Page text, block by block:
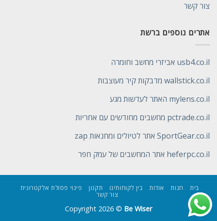
צור קשר
אתרים נוספים ברשת
usb4.co.il אביזרי מחשב וחומרה
wallstick.co.il מדבקות קיר מעוצבות
mylens.co.il האתר לעדשות מגע
pctrade.co.il מחשבים מחודשים עם אחריות
SportGear.co.il אתר לטיולים ומחנאות zap
heferpc.co.il אתר המחשבים של עמק חפר
בית חנות אודות בין לקוחותינו תקנון
פינוי פסולת אלקטרונית
צור קשר
Copyright 2026 © Be Wiser